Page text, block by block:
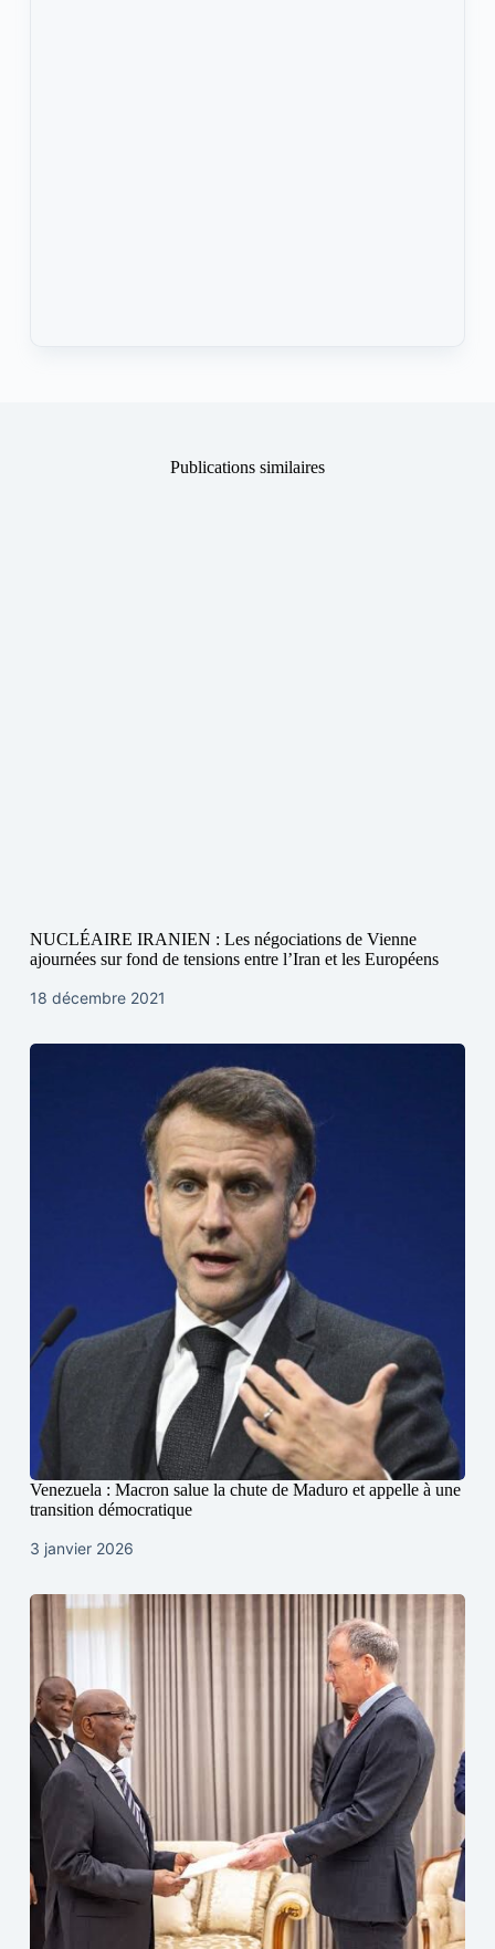
Publications similaires
NUCLÉAIRE IRANIEN : Les négociations de Vienne
ajournées sur fond de tensions entre l’Iran et les Européens
18 décembre 2021
Venezuela : Macron salue la chute de Maduro et appelle à une
transition démocratique
3 janvier 2026